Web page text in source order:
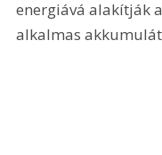
energiává alakítják
alkalmas